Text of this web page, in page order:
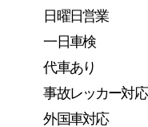
日曜日営業
一日車検
代車あり
事故レッカー対応
外国車対応